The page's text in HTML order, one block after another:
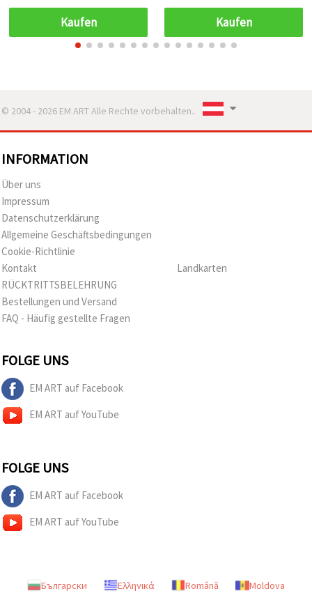
Kaufen Kaufen
© 2004 - 2026 EM ART Alle Rechte vorbehalten..
INFORMATION
Über uns
Impressum
Datenschutzerklärung
Allgemeine Geschäftsbedingungen
Cookie-Richtlinie
Kontakt
RÜCKTRITTSBELEHRUNG
Bestellungen und Versand
FAQ - Häufig gestellte Fragen
Landkarten
FOLGE UNS
EM ART auf Facebook
EM ART auf YouTube
FOLGE UNS
EM ART auf Facebook
EM ART auf YouTube
Български Ελληνικά Română Moldova